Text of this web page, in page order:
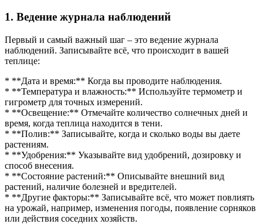
1. Ведение журнала наблюдений
Первый и самый важный шаг – это ведение журнала
наблюдений. Записывайте всё, что происходит в вашей
теплице:
* **Дата и время:** Когда вы проводите наблюдения.
* **Температура и влажность:** Используйте термометр и
гигрометр для точных измерений.
* **Освещение:** Отмечайте количество солнечных дней и
время, когда теплица находится в тени.
* **Полив:** Записывайте, когда и сколько воды вы даете
растениям.
* **Удобрения:** Указывайте вид удобрений, дозировку и
способ внесения.
* **Состояние растений:** Описывайте внешний вид
растений, наличие болезней и вредителей.
* **Другие факторы:** Записывайте всё, что может повлиять
на урожай, например, изменения погоды, появление сорняков
или действия соседних хозяйств.